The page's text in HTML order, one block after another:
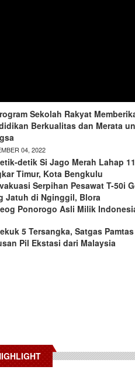
Sekolah Rakyat
Berkualitas dan Merata
04, 2022
detik Si Jago Merah Lahap
Timur, Kota Bengkulu
Serpihan Pesawat T-50i
Jatuh di Nginggil, Blora
Ponorogo Asli Milik
5 Tersangka, Satgas
Pil Ekstasi dari Malaysia